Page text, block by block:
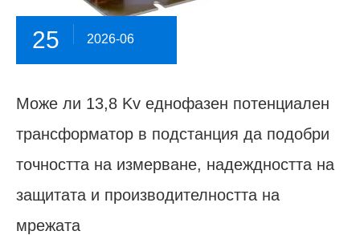
25 2026-06
Може ли 13,8 Kv еднофазен потенциален
трансформатор в подстанция да подобри
точността на измерване, надеждността на
защитата и производителността на
мрежата